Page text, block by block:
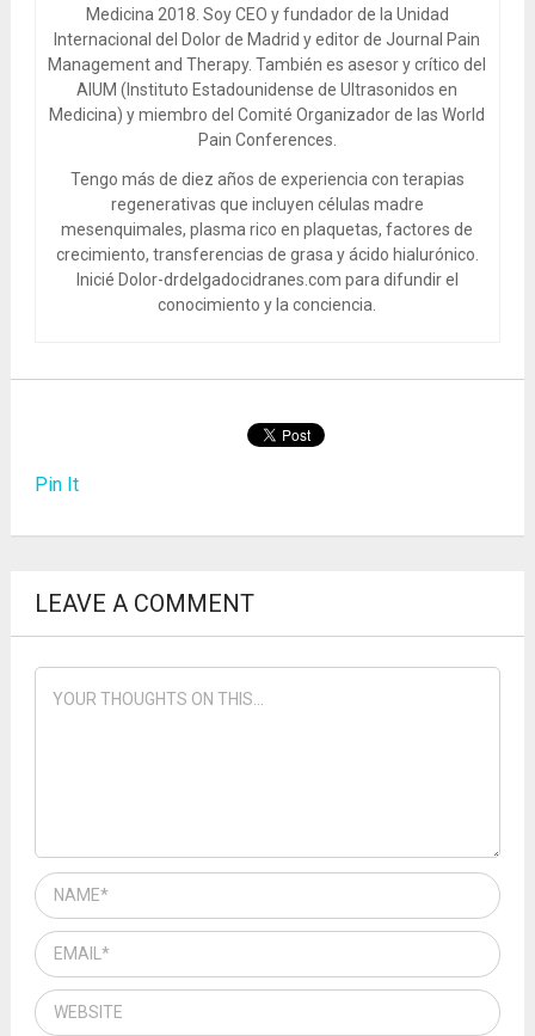
Medicina 2018. Soy CEO y fundador de la Unidad
Internacional del Dolor de Madrid y editor de Journal Pain
Management and Therapy. También es asesor y crítico del
AIUM (Instituto Estadounidense de Ultrasonidos en
Medicina) y miembro del Comité Organizador de las World
Pain Conferences.
Tengo más de diez años de experiencia con terapias
regenerativas que incluyen células madre
mesenquimales, plasma rico en plaquetas, factores de
crecimiento, transferencias de grasa y ácido hialurónico.
Inicié Dolor-drdelgadocidranes.com para difundir el
conocimiento y la conciencia.
Pin It
LEAVE A COMMENT